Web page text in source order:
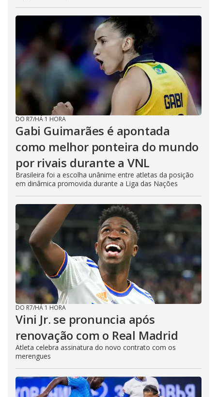
DO R7/HÁ 1 HORA
Gabi Guimarães é apontada
como melhor ponteira do mundo
por rivais durante a VNL
Brasileira foi a escolha unânime entre atletas da posição
em dinâmica promovida durante a Liga das Nações
DO R7/HÁ 1 HORA
Vini Jr. se pronuncia após
renovação com o Real Madrid
Atleta celebra assinatura do novo contrato com os
merengues